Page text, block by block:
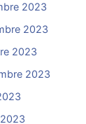
2023
2023
2023
2023